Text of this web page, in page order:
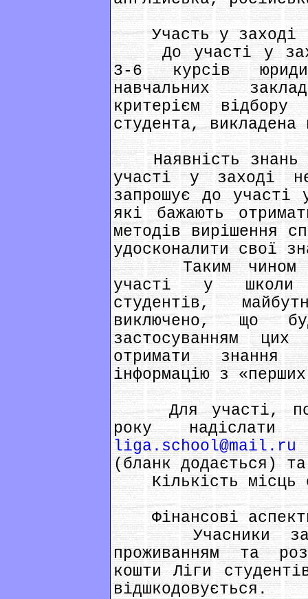
Участь у заході
До участі у
3-6 курсів
навчальних
критерієм відбору
студента,
Наявність знань у
участі у заході
запрошує до участі
які бажають
методів вирішення
удосконалити свої
Таким чином
участі у школи
студентів,
виключено, що
застосуванням
отримати знання
інформацію з
Для участі,
року надіслати
liga.school@mail.ru
(бланк додається)
Кількість місць
Фінансові
Учасники
проживанням та
кошти Ліги
відшкодовується.